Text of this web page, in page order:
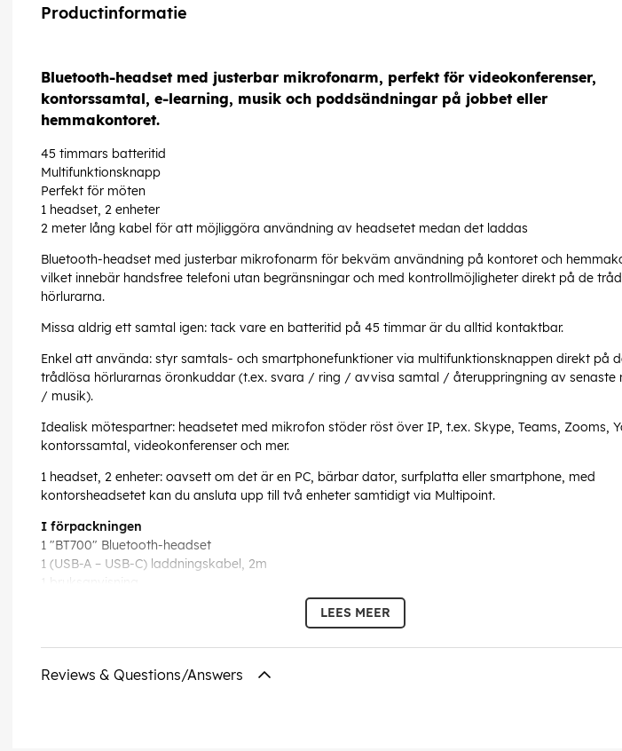
Productinformatie
Bluetooth-headset med justerbar mikrofonarm, perfekt för videokonferenser,
kontorssamtal, e-learning, musik och poddsändningar på jobbet eller
hemmakontoret.
45 timmars batteritid
Multifunktionsknapp
Perfekt för möten
1 headset, 2 enheter
2 meter lång kabel för att möjliggöra användning av headsetet medan det laddas
Bluetooth-headset med justerbar mikrofonarm för bekväm användning på kontoret och
vilket innebär handsfree telefoni utan begränsningar och med kontrollmöjligheter direkt på de
hörlurarna.
Missa aldrig ett samtal igen: tack vare en batteritid på 45 timmar är du alltid kontaktbar.
Enkel att använda: styr samtals- och smartphonefunktioner via multifunktionsknappen direkt på
trådlösa hörlurarnas öronkuddar (t.ex. svara / ring / avvisa samtal / återuppringning av senaste
/ musik).
Idealisk mötespartner: headsetet med mikrofon stöder röst över IP, t.ex. Skype, Teams, Zooms,
kontorssamtal, videokonferenser och mer.
1 headset, 2 enheter: oavsett om det är en PC, bärbar dator, surfplatta eller smartphone, med
kontorsheadsetet kan du ansluta upp till två enheter samtidigt via Multipoint.
I förpackningen
1 "BT700" Bluetooth-headset
1 (USB-A – USB-C) laddningskabel, 2m
1 bruksanvisning
LEES MEER
Reviews & Questions/Answers